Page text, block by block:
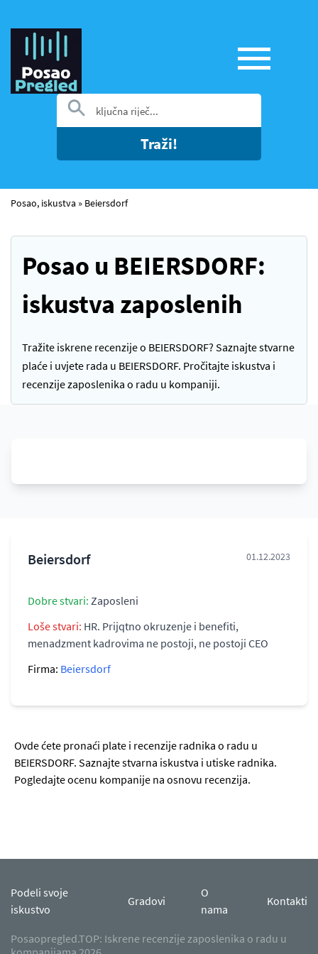
Traži!
Posao, iskustva » Beiersdorf
Posao u BEIERSDORF:
iskustva zaposlenih
Tražite iskrene recenzije o BEIERSDORF? Saznajte stvarne
plaće i uvjete rada u BEIERSDORF. Pročitajte iskustva i
recenzije zaposlenika o radu u kompaniji.
Beiersdorf 01.12.2023
Dobre stvari: Zaposleni
Loše stvari: HR. Prijqtno okruzenje i benefiti,
menadzment kadrovima ne postoji, ne postoji CEO
Firma: Beiersdorf
Ovde ćete pronaći plate i recenzije radnika o radu u
BEIERSDORF. Saznajte stvarna iskustva i utiske radnika.
Pogledajte ocenu kompanije na osnovu recenzija.
Podeli svoje
iskustvo
Gradovi
O
nama
Kontakti
Posaopregled.TOP: Iskrene recenzije zaposlenika o radu u